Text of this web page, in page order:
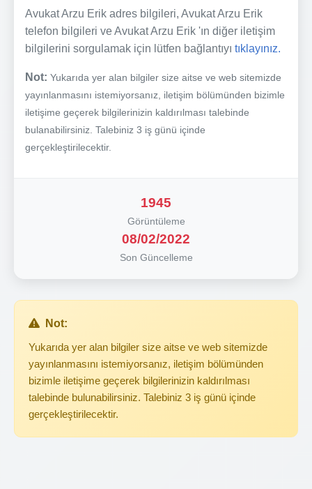
Avukat Arzu Erik adres bilgileri, Avukat Arzu Erik
telefon bilgileri ve Avukat Arzu Erik 'ın diğer iletişim
bilgilerini sorgulamak için lütfen bağlantıyı tıklayınız.
Not: Yukarıda yer alan bilgiler size aitse ve web sitemizde
yayınlanmasını istemiyorsanız, iletişim bölümünden bizimle
iletişime geçerek bilgilerinizin kaldırılması talebinde
bulanabilirsiniz. Talebiniz 3 iş günü içinde
gerçekleştirilecektir.
1945
Görüntüleme
08/02/2022
Son Güncelleme
Not:
Yukarıda yer alan bilgiler size aitse ve web sitemizde
yayınlanmasını istemiyorsanız, iletişim bölümünden
bizimle iletişime geçerek bilgilerinizin kaldırılması
talebinde bulunabilirsiniz. Talebiniz 3 iş günü içinde
gerçekleştirilecektir.